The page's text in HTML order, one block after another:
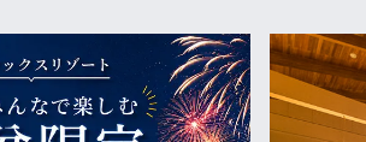
15:00～22:00
能性がございます。
は店舗により異なります。